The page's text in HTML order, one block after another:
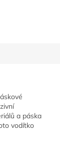
a páska
vodítko